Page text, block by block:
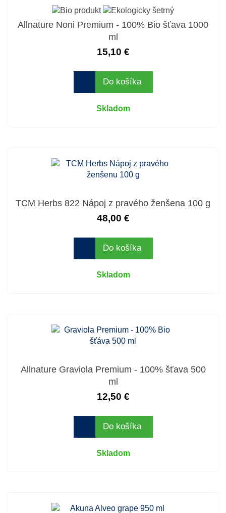
Allnature Noni Premium - 100% Bio šťava 1000
ml
15,10 €
Do košíka
Skladom
TCM Herbs 822 Nápoj z pravého ženšena 100 g
48,00 €
Do košíka
Skladom
Allnature Graviola Premium - 100% šťava 500
ml
12,50 €
Do košíka
Skladom